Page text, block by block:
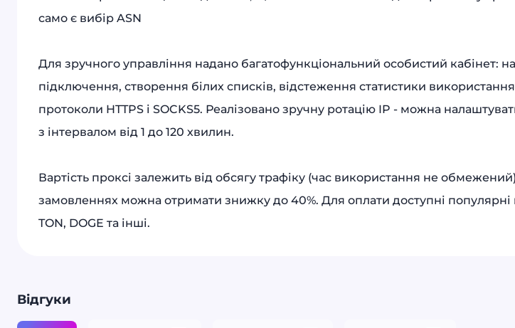
само є вибір ASN
Для зручного управління надано багатофункціональний особистий кабінет:
підключення, створення білих списків, відстеження статистики
протоколи HTTPS і SOCKS5. Реалізовано зручну ротацію IP - можна
з інтервалом від 1 до 120 хвилин.
Вартість проксі залежить від обсягу трафіку (час використання не
замовленнях можна отримати знижку до 40%. Для оплати доступні популярні
TON, DOGE та інші.
Відгуки